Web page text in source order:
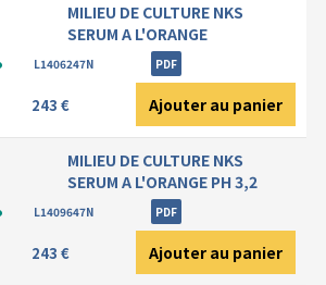
MILIEU DE CULTURE NKS
SERUM A L'ORANGE
L1406247N PDF
243 € Ajouter au panier
MILIEU DE CULTURE NKS
SERUM A L'ORANGE PH 3,2
L1409647N PDF
243 € Ajouter au panier